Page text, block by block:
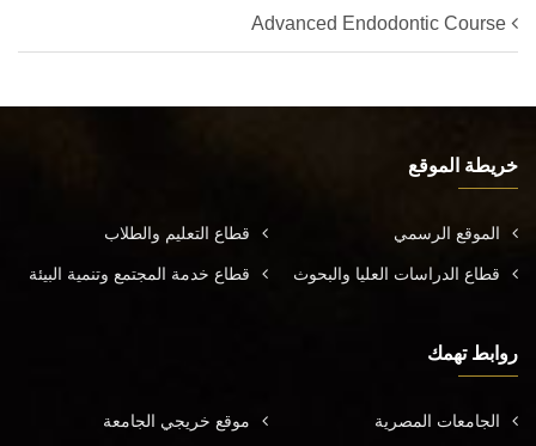
Advanced Endodontic Course
خريطة الموقع
الموقع الرسمي قطاع التعليم والطلاب
قطاع الدراسات العليا والبحوث قطاع خدمة المجتمع وتنمية البيئة
روابط تهمك
الجامعات المصرية موقع خريجي الجامعة